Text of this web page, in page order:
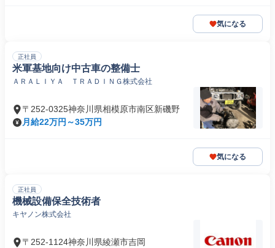
気になる
正社員
米軍基地向け中古車の整備士
ＡＲＡＬＩＹＡ ＴＲＡＤＩＮＧ株式会社
〒252-0325神奈川県相模原市南区新磯野
月給22万円～35万円
気になる
正社員
機械設備保全技術者
キヤノン株式会社
〒252-1124神奈川県綾瀬市吉岡